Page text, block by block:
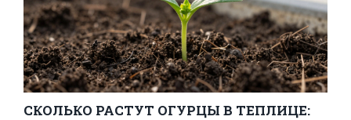
СКОЛЬКО РАСТУТ ОГУРЦЫ В ТЕПЛИЦЕ: